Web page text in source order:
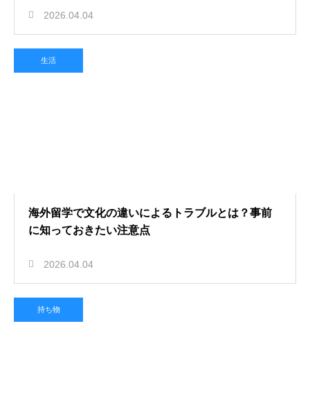
2026.04.04
生活
海外留学で文化の違いによるトラブルとは？事前
に知っておきたい注意点
2026.04.04
持ち物